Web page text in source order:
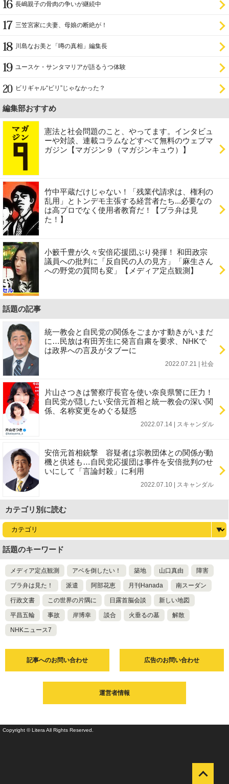
長嶋親子の骨肉の争いが継続中
三笠宮家に夫妻、母娘の断絶が！
川島なお美と「噂の真相」編集長
ユースケ・サンタマリアが語るうつ体験
ビリギャル“ビリ”じゃなかった？
編集部おすすめ
憲法と社会問題のこと、やってます。インタビュ
ーや対談、連載コラムなどすべて無料のウェブマ
ガジン【マガジン９（マガジンキュウ）】
竹中平蔵だけじゃない！「残業代請求は、権利の
乱用」とトンデモ主張する経営者たち...必要なの
は高プロでなく使用者教育だ！【ブラ弁は見
た！】
小籔千豊が久々安倍応援団ぶり発揮！ 和田政宗
議員への批判に「反自民の人の見方」「麻生さん
への野党の質問も変」【メディア定点観測】
話題の記事
統一教会と自民党の関係をごまかす動きがいまだ
に…民放は有田芳生に発言自粛を要求、NHKで
は政界への言及がタブーに
2022.07.21 | 社会
片山さつきは警察庁長官を使い奈良県警に圧力！
自民党が隠したい安倍元首相と統一教会の深い関
係、名称変更をめぐる疑惑
2022.07.14 | スキャンダル
安倍元首相銃撃 容疑者は宗教団体との関係が動
機と供述も…自民党応援団は事件を安倍批判のせ
いにして「言論封殺」に利用
2022.07.10 | スキャンダル
カテゴリ別に読む
話題のキーワード
メディア定点観測 アベを倒したい！ 築地 山口真由 障害
ブラ弁は見た！ 派遣 阿部花恵 月刊Hanada 南スーダン
行政文書 この世界の片隅に 日露首脳会談 新しい地図
平昌五輪 事故 岸博幸 談合 火垂るの墓 解散
NHKニュース7
記事へのお問い合わせ 広告のお問い合わせ
運営者情報
Copyright © Litera All Rights Reserved.